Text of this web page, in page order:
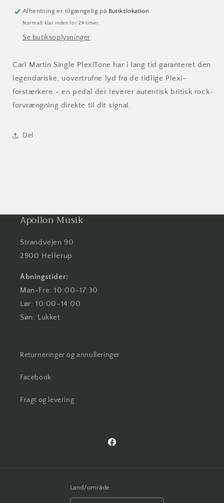
Afhentning er tilgængelig på Butikslokation
Normalt klar inden for 24 timer
Se butiksoplysninger
Carl Martin Single PlexiTone har i lang tid garanteret den
legendariske, uovertrufne lyd fra de tidlige Plexi-
forstærkere – en pedal der leverer autentisk britisk rock-
forvrængning direkte til dit signal.
Del
Apollon Musik
Strandvejen 90
2900 Hellerup
Åbningstider:
Man-Fre: 10:00–17:30
Lør: 10:00–14:00
Søn: Lukket
Returneringer og annulleringer
Facebook
Fragt og levering
Facebook
Land/område